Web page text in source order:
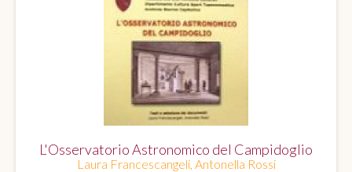
L'Osservatorio Astronomico del Campidoglio
Laura Francescangeli, Antonella Rossi